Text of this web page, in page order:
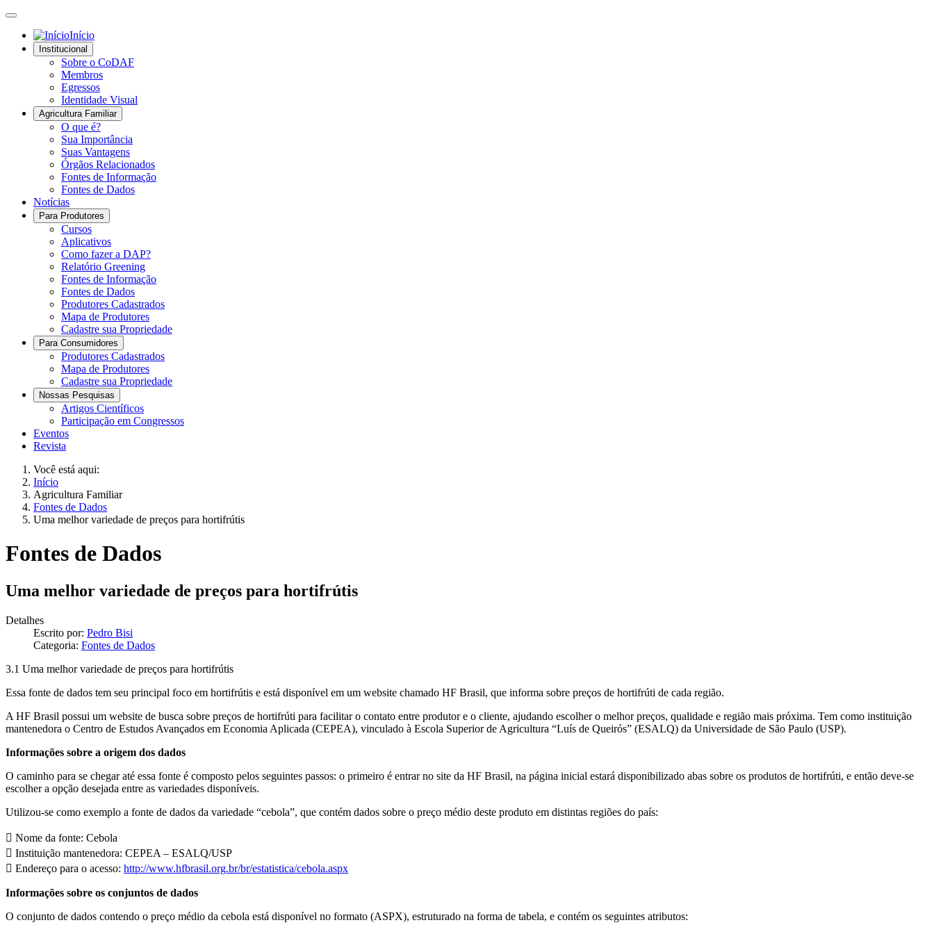
Início
Institucional
Sobre o CoDAF
Membros
Egressos
Identidade Visual
Agricultura Familiar
O que é?
Sua Importância
Suas Vantagens
Órgãos Relacionados
Fontes de Informação
Fontes de Dados
Notícias
Para Produtores
Cursos
Aplicativos
Como fazer a DAP?
Relatório Greening
Fontes de Informação
Fontes de Dados
Produtores Cadastrados
Mapa de Produtores
Cadastre sua Propriedade
Para Consumidores
Produtores Cadastrados
Mapa de Produtores
Cadastre sua Propriedade
Nossas Pesquisas
Artigos Científicos
Participação em Congressos
Eventos
Revista
Você está aqui:
Início
Agricultura Familiar
Fontes de Dados
Uma melhor variedade de preços para hortifrútis
Fontes de Dados
Uma melhor variedade de preços para hortifrútis
Detalhes
Escrito por: Pedro Bisi
Categoria: Fontes de Dados
3.1 Uma melhor variedade de preços para hortifrútis
Essa fonte de dados tem seu principal foco em hortifrútis e está disponível em um website chamado HF Brasil, que informa sobre preços de hortifrúti de cada região.
A HF Brasil possui um website de busca sobre preços de hortifrúti para facilitar o contato entre produtor e o cliente, ajudando escolher o melhor preços, qualidade e região mais próxima. Tem como instituição
mantenedora o Centro de Estudos Avançados em Economia Aplicada (CEPEA), vinculado à Escola Superior de Agricultura “Luís de Queirós” (ESALQ) da Universidade de São Paulo (USP).
Informações sobre a origem dos dados
O caminho para se chegar até essa fonte é composto pelos seguintes passos: o primeiro é entrar no site da HF Brasil, na página inicial estará disponibilizado abas sobre os produtos de hortifrúti, e então deve-se
escolher a opção desejada entre as variedades disponíveis.
Utilizou-se como exemplo a fonte de dados da variedade “cebola”, que contém dados sobre o preço médio deste produto em distintas regiões do país:
 Nome da fonte: Cebola
 Instituição mantenedora: CEPEA – ESALQ/USP
 Endereço para o acesso: http://www.hfbrasil.org.br/br/estatistica/cebola.aspx
Informações sobre os conjuntos de dados
O conjunto de dados contendo o preço médio da cebola está disponível no formato (ASPX), estruturado na forma de tabela, e contém os seguintes atributos: